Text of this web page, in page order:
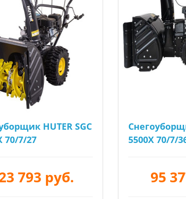
HUTER SGC
70/7/27
793 руб.
5500Х 70/7/
95